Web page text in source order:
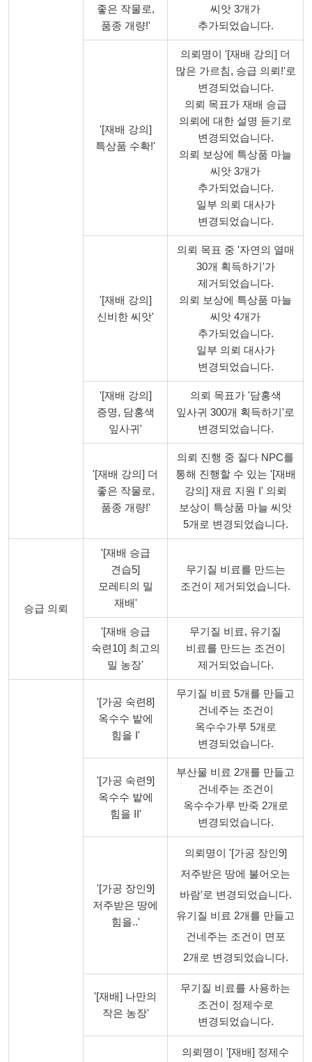
좋은 작물로,
품종 개량!'
씨앗 3개가
추가되었습니다.
'[재배 강의]
특상품 수확!'
의뢰명이 '[재배 강의] 더
많은 가르침, 승급 의뢰!'로
변경되었습니다.
의뢰 목표가 재배 승급
의뢰에 대한 설명 듣기로
변경되었습니다.
의뢰 보상에 특상품 마늘
씨앗 3개가
추가되었습니다.
일부 의뢰 대사가
변경되었습니다.
'[재배 강의]
신비한 씨앗'
의뢰 목표 중 '자연의 열매
30개 획득하기'가
제거되었습니다.
의뢰 보상에 특상품 마늘
씨앗 4개가
추가되었습니다.
일부 의뢰 대사가
변경되었습니다.
'[재배 강의]
증명, 담홍색
잎사귀'
의뢰 목표가 '담홍색
잎사귀 300개 획득하기'로
변경되었습니다.
'[재배 강의] 더
좋은 작물로,
품종 개량!'
의뢰 진행 중 질다 NPC를
통해 진행할 수 있는 '[재배
강의] 재료 지원 I' 의뢰
보상이 특상품 마늘 씨앗
5개로 변경되었습니다.
승급 의뢰
'[재배 승급
견습5]
모레티의 밀
재배'
무기질 비료를 만드는
조건이 제거되었습니다.
'[재배 승급
숙련10] 최고의
밀 농장'
무기질 비료, 유기질
비료를 만드는 조건이
제거되었습니다.
'[가공 숙련8]
옥수수 밭에
힘을 I'
무기질 비료 5개를 만들고
건네주는 조건이
옥수수가루 5개로
변경되었습니다.
'[가공 숙련9]
옥수수 밭에
힘을 II'
부산물 비료 2개를 만들고
건네주는 조건이
옥수수가루 반죽 2개로
변경되었습니다.
'[가공 장인9]
저주받은 땅에
힘을..'
의뢰명이 '[가공 장인9]
저주받은 땅에 불어오는
바람'로 변경되었습니다.
유기질 비료 2개를 만들고
건네주는 조건이 면포
2개로 변경되었습니다.
'[재배] 나만의
작은 농장'
무기질 비료를 사용하는
조건이 정제수로
변경되었습니다.
의뢰명이 '[재배] 정제수